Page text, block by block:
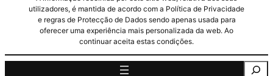
utilizadores, é mantida de acordo com a Política de Privacidade
e regras de Protecção de Dados sendo apenas usada para
oferecer uma experiência mais personalizada da web. Ao
continuar aceita estas condições.